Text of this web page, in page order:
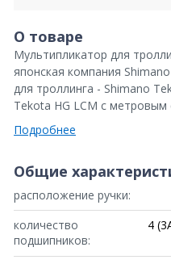
О товаре
Мультипликатор для
японская компания
для троллинга - Shimano
Tekota HG LCM с метровым
Подробнее
Общие
расположение ручки:
количество
подшипников:
4